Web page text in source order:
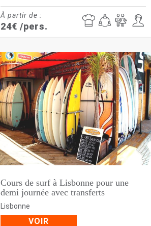
À partir de :
24€ /pers.
Cours de surf à Lisbonne pour une
demi journée avec transferts
Lisbonne
VOIR